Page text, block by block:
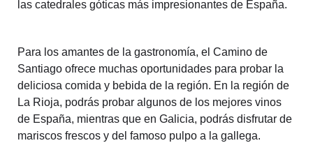
las catedrales góticas más impresionantes de España.
Para los amantes de la gastronomía, el Camino de
Santiago ofrece muchas oportunidades para probar la
deliciosa comida y bebida de la región. En la región de
La Rioja, podrás probar algunos de los mejores vinos
de España, mientras que en Galicia, podrás disfrutar de
mariscos frescos y del famoso pulpo a la gallega.